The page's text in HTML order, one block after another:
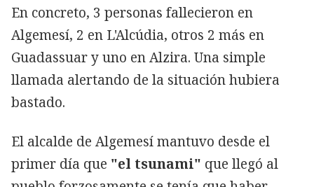
En concreto, 3 personas fallecieron en
Algemesí, 2 en L'Alcúdia, otros 2 más en
Guadassuar y uno en Alzira. Una simple
llamada alertando de la situación hubiera
bastado.
El alcalde de Algemesí mantuvo desde el
primer día que "el tsunami" que llegó al